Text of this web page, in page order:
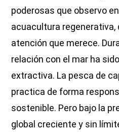
poderosas que observo
acuacultura regenerativa,
atención que merece.
relación con el mar ha
extractiva. La pesca de
practica de forma
sostenible. Pero bajo la
global creciente y sin